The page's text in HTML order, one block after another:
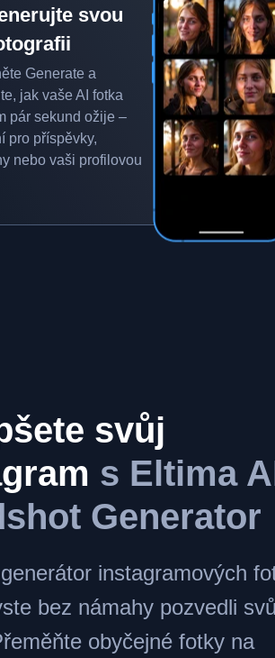
svou
Generate a
jak vaše AI fotka
pár sekund ožije –
pro příspěvky,
nebo vaši profilovou
svůj
s Eltima
Generator
instagramových
bez námahy pozvedli
obyčejné fotky na